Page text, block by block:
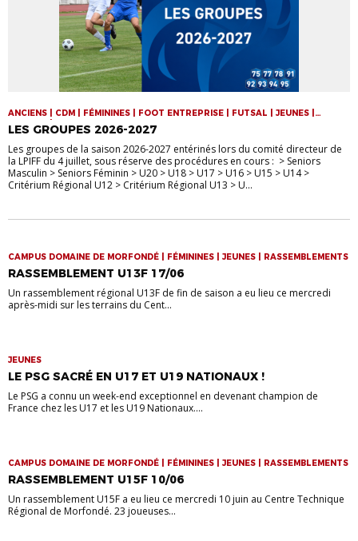
ANCIENS | CDM | FÉMININES | FOOT ENTREPRISE | FUTSAL | JEUNES |
SENIORS | VIE DE LA LIGUE
LES GROUPES 2026-2027
Les groupes de la saison 2026-2027 entérinés lors du comité directeur de
la LPIFF du 4 juillet, sous réserve des procédures en cours : > Seniors
Masculin > Seniors Féminin > U20 > U18 > U17 > U16 > U15 > U14 >
Critérium Régional U12 > Critérium Régional U13 > U...
CAMPUS DOMAINE DE MORFONDÉ | FÉMININES | JEUNES | RASSEMBLEMENTS
RASSEMBLEMENT U13F 17/06
Un rassemblement régional U13F de fin de saison a eu lieu ce mercredi
après-midi sur les terrains du Cent...
JEUNES
LE PSG SACRÉ EN U17 ET U19 NATIONAUX !
Le PSG a connu un week-end exceptionnel en devenant champion de
France chez les U17 et les U19 Nationaux....
CAMPUS DOMAINE DE MORFONDÉ | FÉMININES | JEUNES | RASSEMBLEMENTS
RASSEMBLEMENT U15F 10/06
Un rassemblement U15F a eu lieu ce mercredi 10 juin au Centre Technique
Régional de Morfondé. 23 joueuses...